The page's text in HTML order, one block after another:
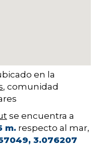
en la
, comunidad
se encuentra a
m. respecto al mar,
3.076207